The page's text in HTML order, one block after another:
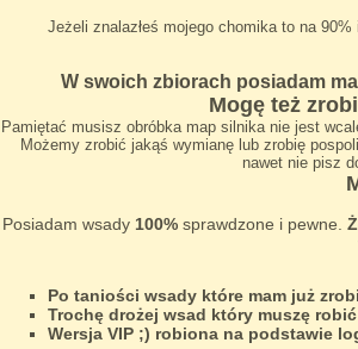
Jeżeli znalazłeś mojego chomika to na
W swoich zbiorach posiadam
Mogę też
Pamiętać musisz obróbka map silnika nie jest
Możemy zrobić jakąś wymianę lub zrobię
nawet nie pisz
Posiadam wsady 100% sprawdzone i pewne.
Po taniości wsady które mam już
Trochę drożej wsad który muszę
Wersja VIP ;) robiona na podstawie